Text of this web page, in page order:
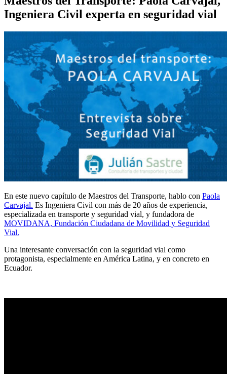
Ingeniera Civil experta en seguridad vial
En este nuevo capítulo de Maestros del Transporte, hablo con Paola
Carvajal. Es Ingeniera Civil con más de 20 años de experiencia,
especializada en transporte y seguridad vial, y fundadora de
MOVIDANA, Fundación Ciudadana de Movilidad y Seguridad
Vial.
Una interesante conversación con la seguridad vial como
protagonista, especialmente en América Latina, y en concreto en
Ecuador.